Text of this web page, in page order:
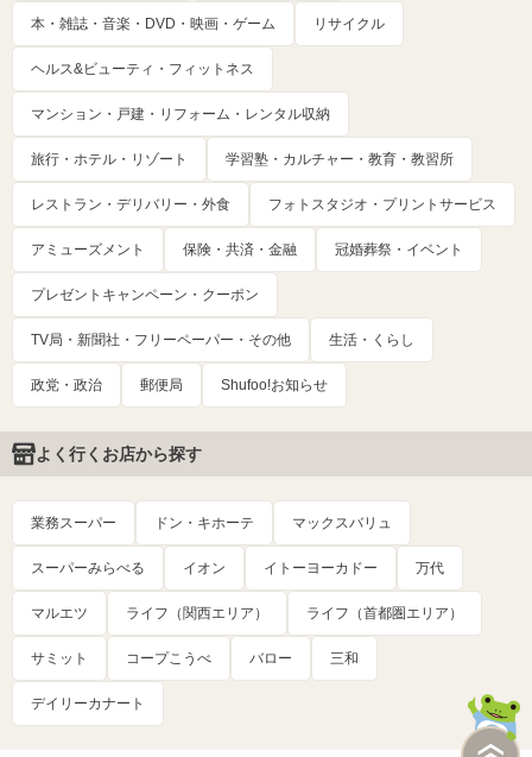
本・雑誌・音楽・DVD・映画・ゲーム リサイクル
ヘルス&ビューティ・フィットネス
マンション・戸建・リフォーム・レンタル収納
旅行・ホテル・リゾート 学習塾・カルチャー・教育・教習所
レストラン・デリバリー・外食 フォトスタジオ・プリントサービス
アミューズメント 保険・共済・金融 冠婚葬祭・イベント
プレゼントキャンペーン・クーポン
TV局・新聞社・フリーペーパー・その他 生活・くらし
政党・政治 郵便局 Shufoo!お知らせ
よく行くお店から探す
業務スーパー ドン・キホーテ マックスバリュ
スーパーみらべる イオン イトーヨーカドー 万代
マルエツ ライフ（関西エリア） ライフ（首都圏エリア）
サミット コープこうべ バロー 三和
デイリーカナート